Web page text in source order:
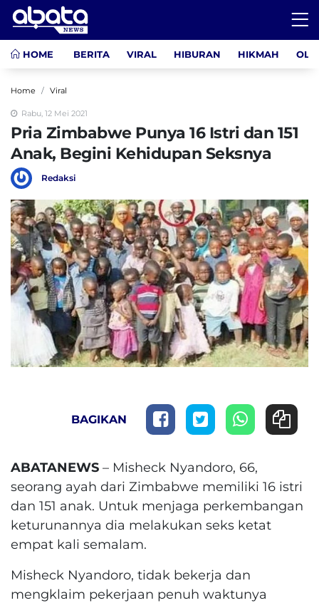
HOME BERITA VIRAL HIBURAN HIKMAH
Home Viral
Rabu, 12 Mei 2021
Pria Zimbabwe Punya 16 Istri dan 151
Anak, Begini Kehidupan Seksnya
Redaksi
BAGIKAN
ABATANEWS – Misheck Nyandoro, 66,
seorang ayah dari Zimbabwe memiliki 16 istri
dan 151 anak. Untuk menjaga perkembangan
keturunannya dia melakukan seks ketat
empat kali semalam.
Misheck Nyandoro, tidak bekerja dan
mengklaim pekerjaan penuh waktunya